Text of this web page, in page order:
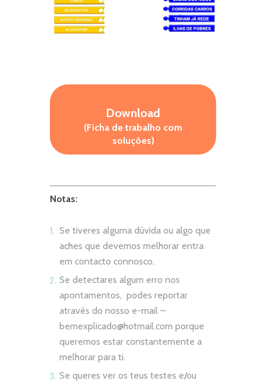
Download
(Ficha de trabalho com
soluções)
Notas:
Se tiveres alguma dúvida ou algo que
aches que devemos melhorar entra
em contacto connosco.
Se detectares algum erro nos
apontamentos, podes reportar
através do nosso e-mail –
bemexplicado@hotmail.com porque
queremos estar constantemente a
melhorar para ti.
Se queres ver os teus testes e/ou